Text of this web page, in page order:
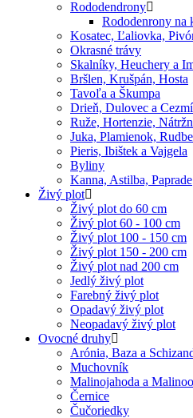
Rododendrony
Rododenrony na
Kosatec, Ľaliovka,
Okrasné trávy
Skalníky, Heuchery a
Bršlen, Krušpán, Hosta
Tavoľa a Škumpa
Drieň, Dulovec a
Ruže, Hortenzie,
Juka, Plamienok,
Pieris, Ibištek a Vajgela
Byliny
Kanna, Astilba, Paprade
Živý plot
Živý plot do 60 cm
Živý plot 60 - 100 cm
Živý plot 100 - 150 cm
Živý plot 150 - 200 cm
Živý plot nad 200 cm
Jedlý živý plot
Farebný živý plot
Opadavý živý plot
Neopadavý živý plot
Ovocné druhy
Arónia, Baza a
Muchovník
Malinojahoda a
Černice
Čučoriedky